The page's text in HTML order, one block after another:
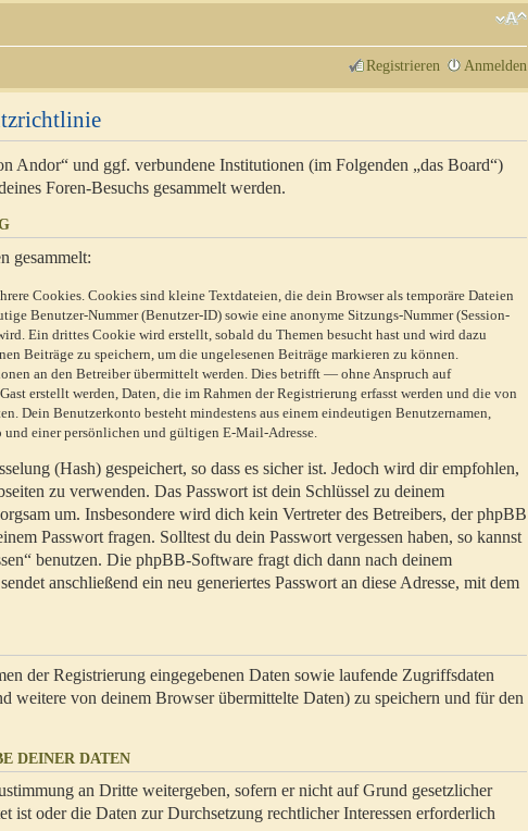
Registrieren Anmelden
Andor“ und ggf. verbundene Institutionen (im Folgenden „das Board“)
Foren-Besuchs gesammelt werden.
gesammelt:
Cookies. Cookies sind kleine Textdateien, die dein Browser als temporäre Dateien
Benutzer-Nummer (Benutzer-ID) sowie eine anonyme Sitzungs-Nummer (Session-
Ein drittes Cookie wird erstellt, sobald du Themen besucht hast und wird dazu
Beiträge zu speichern, um die ungelesenen Beiträge markieren zu können.
an den Betreiber übermittelt werden. Dies betrifft — ohne Anspruch auf
erstellt werden, Daten, die im Rahmen der Registrierung erfasst werden und die von
Dein Benutzerkonto besteht mindestens aus einem eindeutigen Benutzernamen,
einer persönlichen und gültigen E-Mail-Adresse.
(Hash) gespeichert, so dass es sicher ist. Jedoch wird dir empfohlen,
zu verwenden. Das Passwort ist dein Schlüssel zu deinem
um. Insbesondere wird dich kein Vertreter des Betreibers, der phpBB
Passwort fragen. Solltest du dein Passwort vergessen haben, so kannst
benutzen. Die phpBB-Software fragt dich dann nach deinem
anschließend ein neu generiertes Passwort an diese Adresse, mit dem
der Registrierung eingegebenen Daten sowie laufende Zugriffsdaten
weitere von deinem Browser übermittelte Daten) zu speichern und für den
DEINER DATEN
an Dritte weitergeben, sofern er nicht auf Grund gesetzlicher
ist oder die Daten zur Durchsetzung rechtlicher Interessen erforderlich